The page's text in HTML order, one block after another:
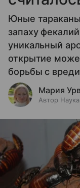
Юные
запаху
уникальный
открытие
борьбы с
Мария
Автор